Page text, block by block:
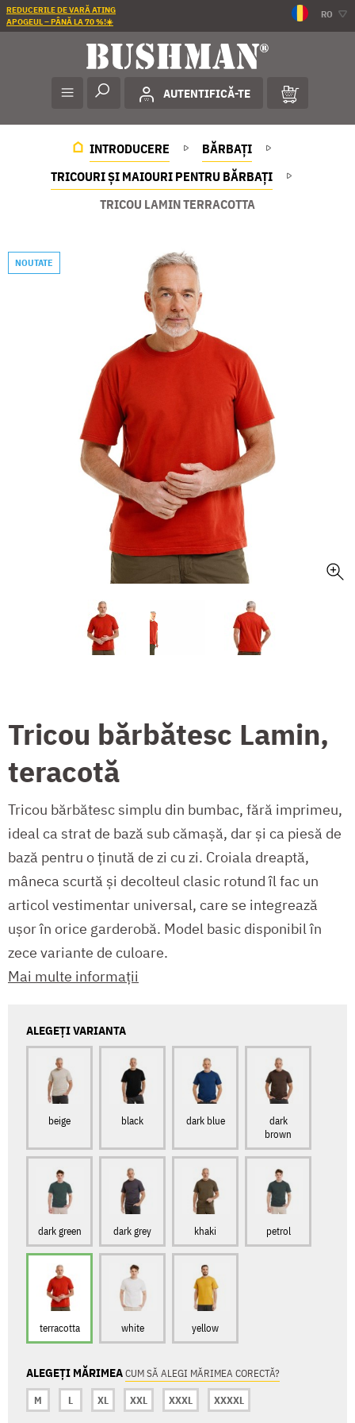
REDUCERILE DE VARĂ ATING
APOGEUL – PÂNĂ LA 70 %!☀️
RO
AUTENTIFICĂ-TE
INTRODUCERE
BĂRBAȚI
TRICOURI ȘI MAIOURI PENTRU BĂRBAȚI
TRICOU LAMIN TERRACOTTA
NOUTATE
Tricou bărbătesc Lamin,
teracotă
Tricou bărbătesc simplu din bumbac, fără imprimeu,
ideal ca strat de bază sub cămașă, dar și ca piesă de
bază pentru o ținută de zi cu zi. Croiala dreaptă,
mâneca scurtă și decolteul clasic rotund îl fac un
articol vestimentar universal, care se integrează
ușor în orice garderobă. Model basic disponibil în
zece variante de culoare.
Mai multe informații
ALEGEȚI VARIANTA
beige black dark blue
dark
brown
dark green dark grey khaki petrol
terracotta white yellow
ALEGEȚI MĂRIMEACUM SĂ ALEGI MĂRIMEA CORECTĂ?
M
L XL XXL XXXL XXXXL